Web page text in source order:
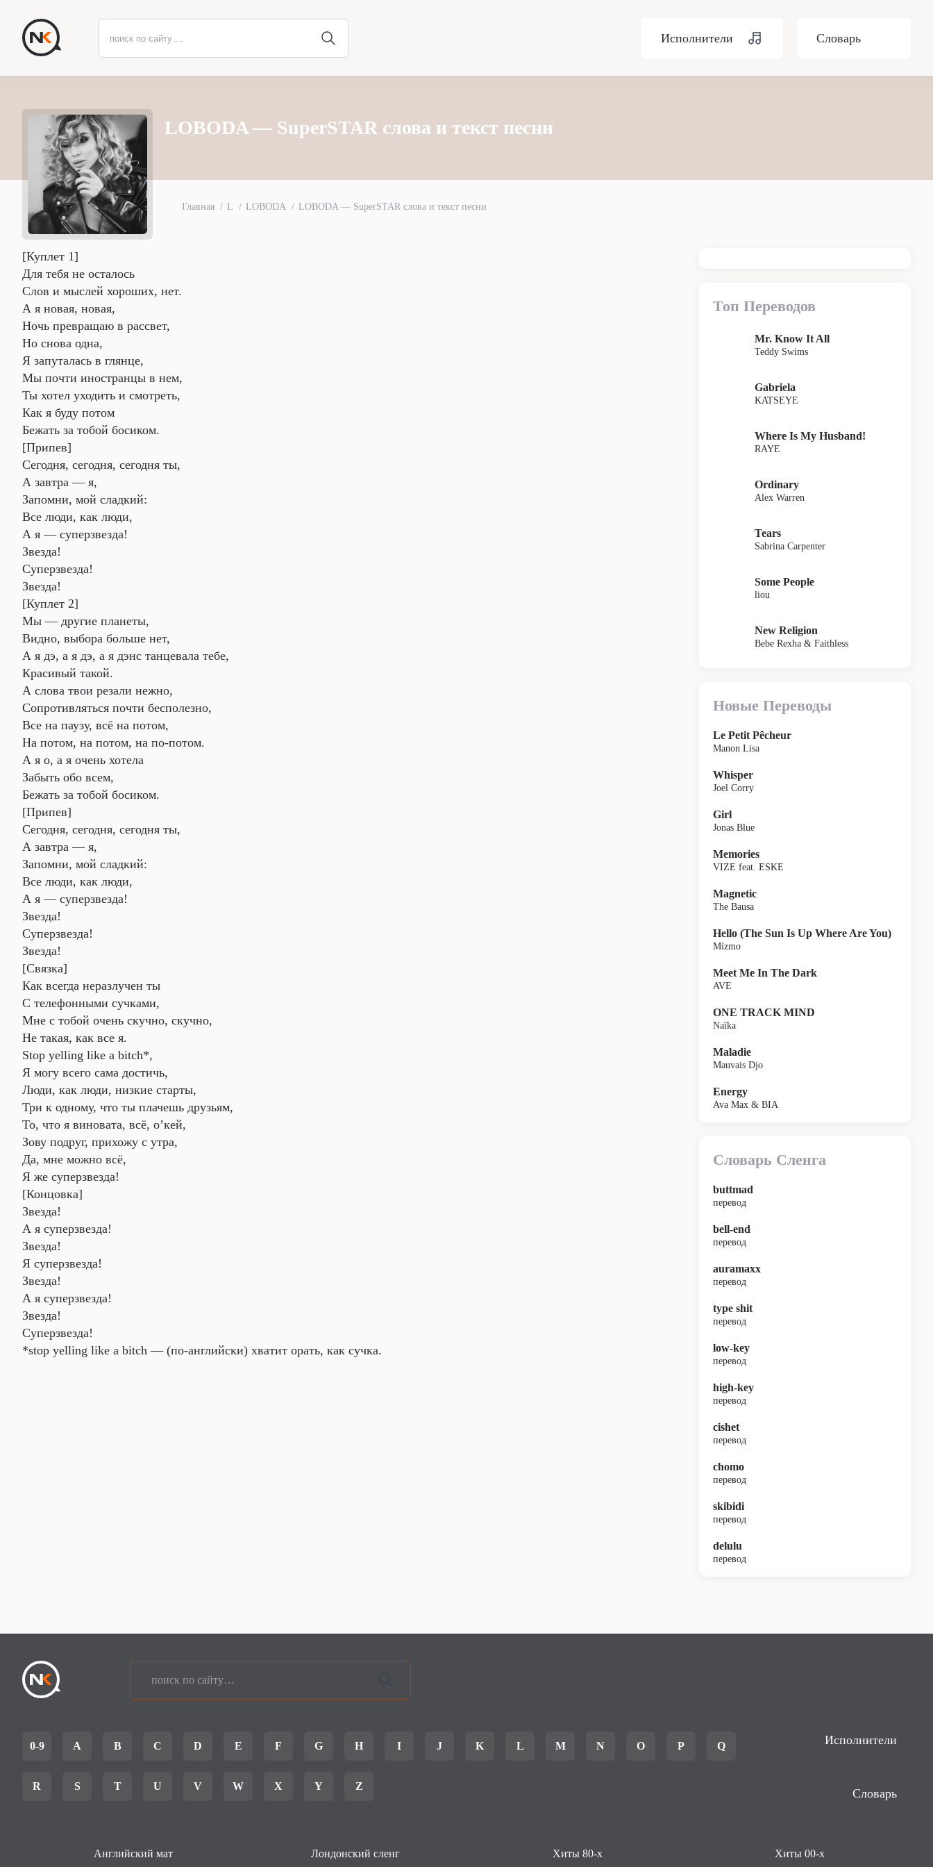
Исполнители Словарь
LOBODA — SuperSTAR слова и текст песни
Главная L LOBODA LOBODA — SuperSTAR слова и текст песни
[Куплет 1]
Для тебя не осталось
Слов и мыслей хороших, нет.
А я новая, новая,
Ночь превращаю в рассвет,
Но снова одна,
Я запуталась в глянце,
Мы почти иностранцы в нем,
Ты хотел уходить и смотреть,
Как я буду потом
Бежать за тобой босиком.
[Припев]
Сегодня, сегодня, сегодня ты,
А завтра — я,
Запомни, мой сладкий:
Все люди, как люди,
А я — суперзвезда!
Звезда!
Суперзвезда!
Звезда!
[Куплет 2]
Мы — другие планеты,
Видно, выбора больше нет,
А я дэ, а я дэ, а я дэнс танцевала тебе,
Красивый такой.
А слова твои резали нежно,
Сопротивляться почти бесполезно,
Все на паузу, всё на потом,
На потом, на потом, на по-потом.
А я о, а я очень хотела
Забыть обо всем,
Бежать за тобой босиком.
[Припев]
Сегодня, сегодня, сегодня ты,
А завтра — я,
Запомни, мой сладкий:
Все люди, как люди,
А я — суперзвезда!
Звезда!
Суперзвезда!
Звезда!
[Cвязка]
Как всегда неразлучен ты
С телефонными сучками,
Мне с тобой очень скучно, скучно,
Не такая, как все я.
Stop yelling like a bitch*,
Я могу всего сама достичь,
Люди, как люди, низкие старты,
Три к одному, что ты плачешь друзьям,
То, что я виновата, всё, о’кей,
Зову подруг, прихожу с утра,
Да, мне можно всё,
Я же суперзвезда!
[Концовка]
Звезда!
А я суперзвезда!
Звезда!
Я суперзвезда!
Звезда!
А я суперзвезда!
Звезда!
Суперзвезда!
*stop yelling like a bitch — (по-английски) хватит орать, как сучка.
Топ Переводов
Mr. Know It All
Teddy Swims
Gabriela
KATSEYE
Where Is My Husband!
RAYE
Ordinary
Alex Warren
Tears
Sabrina Carpenter
Some People
liou
New Religion
Bebe Rexha & Faithless
Новые Переводы
Le Petit Pêcheur
Manon Lisa
Whisper
Joel Corry
Girl
Jonas Blue
Memories
VIZE feat. ESKE
Magnetic
The Bausa
Hello (The Sun Is Up Where Are You)
Mizmo
Meet Me In The Dark
AVE
ONE TRACK MIND
Naïka
Maladie
Mauvais Djo
Energy
Ava Max & BIA
Словарь Сленга
buttmad
перевод
bell-end
перевод
auramaxx
перевод
type shit
перевод
low-key
перевод
high-key
перевод
cishet
перевод
chomo
перевод
skibidi
перевод
delulu
перевод
0-9 A B C D E F G H I J K L M N O P Q
R S T U V W X Y Z
Исполнители
Словарь
Английский мат Лондонский сленг Хиты 80-х Хиты 00-х